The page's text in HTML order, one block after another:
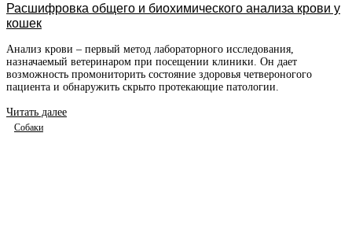
Расшифровка общего и биохимического анализа крови у
кошек
Анализ крови – первый метод лабораторного исследования,
назначаемый ветеринаром при посещении клиники. Он дает
возможность промониторить состояние здоровья четвероногого
пациента и обнаружить скрыто протекающие патологии.
Читать далее
Собаки